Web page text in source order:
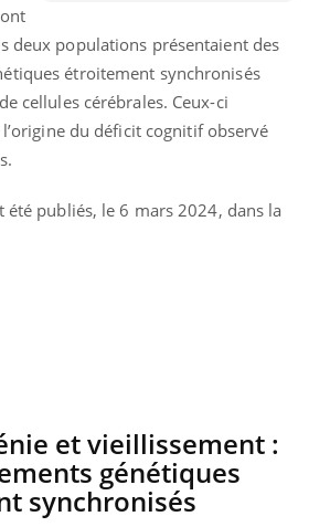
deux populations présentaient des
étroitement synchronisés
cellules cérébrales. Ceux-ci
du déficit cognitif observé
été publiés, le 6 mars 2024, dans la
et vieillissement :
génétiques
synchronisés